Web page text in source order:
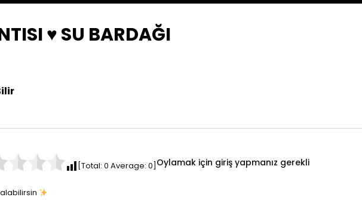
♥️ SU BARDAĞI
[Total: 0 Average: 0 Oylamak için giriş yapmanız gerekli